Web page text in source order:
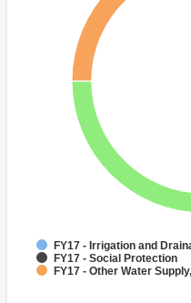
FY17 - Irrigation and
FY17 - Social Protection
FY17 - Other Water